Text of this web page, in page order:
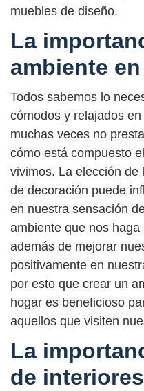
muebles de diseño.
La
ambiente
Todos sabemos lo
cómodos y relajados
muchas veces no
cómo está compuesto
vivimos. La elección de
de decoración puede
en nuestra sensación
ambiente que nos
además de mejorar
positivamente en
por esto que crear un
hogar es beneficioso
aquellos que visiten
La
de interiores